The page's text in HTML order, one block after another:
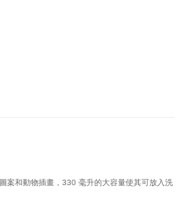
案和動物插畫，330 毫升的大容量使其可放入洗